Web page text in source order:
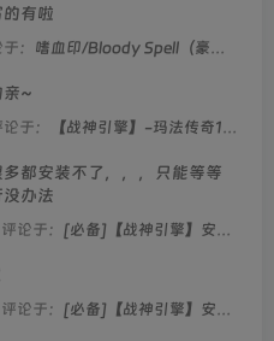
有啦
： 嗜血印/Bloody Spell（豪华正式版-Build.9110207-7-13+全DLC+创意工坊MOD）
亲~
于： 【战神引擎】-玛法传奇1.76复古服务端+小飞鞋+双端+教程
都安装不了，，，只能等等
办法
评论于： [必备]【战神引擎】安卓14客户端壳子
评论于： [必备]【战神引擎】安卓14客户端壳子